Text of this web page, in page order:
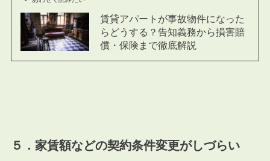
賃貸アパートが事故物件になった
らどうする？告知義務から損害賠
償・保険まで徹底解説
５．家賃額などの契約条件変更がしづらい